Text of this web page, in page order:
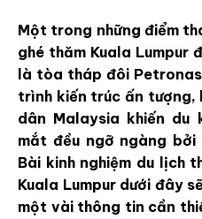
Một trong những điểm
ghé thăm Kuala Lumpur
là tòa tháp đôi
trình kiến trúc ấn tượng,
dân Malaysia khiến du
mắt đều ngỡ ngàng
Bài kinh nghiệm du lịch
Kuala Lumpur dưới đây
một vài thông tin cần